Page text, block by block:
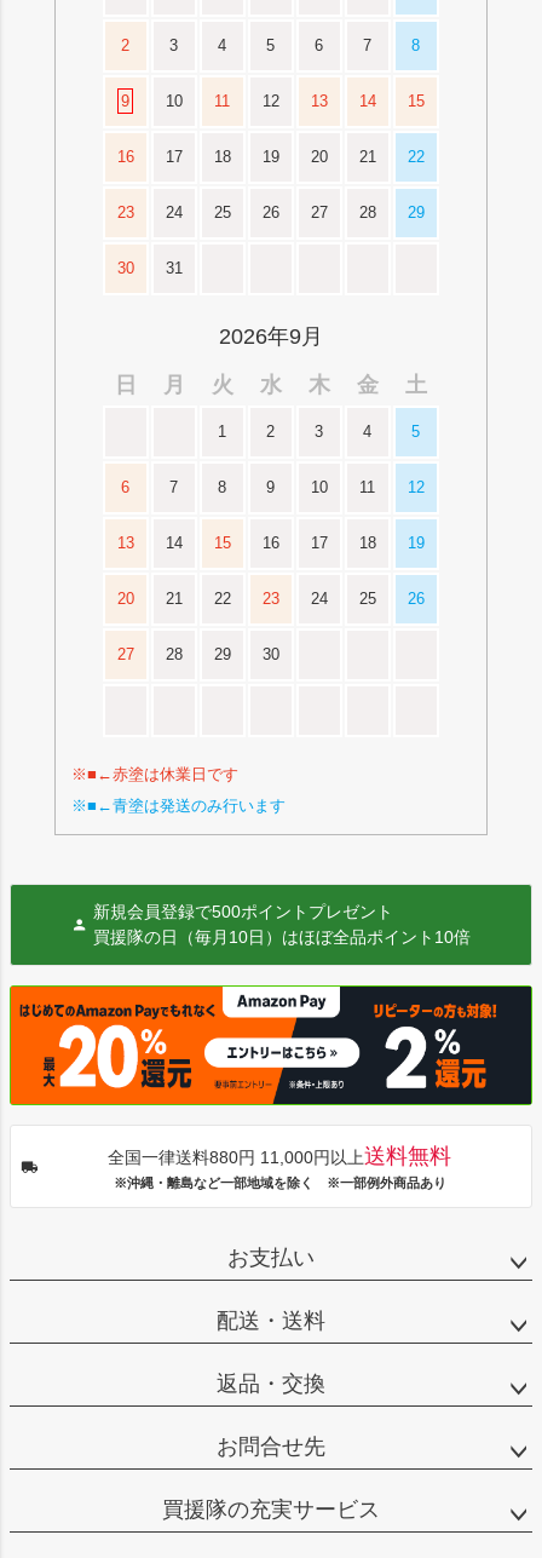
2 3 4 5 6 7 8
9 10 11 12 13 14 15
16 17 18 19 20 21 22
23 24 25 26 27 28 29
30 31
2026年9月
日
月 火 水 木 金 土
1 2 3 4 5
6 7 8 9 10 11 12
13 14 15 16 17 18 19
20 21 22 23 24 25 26
27 28 29 30
※■←赤塗は休業日です
※■←青塗は発送のみ行います
新規会員登録で500ポイントプレゼント
買援隊の日（毎月10日）はほぼ全品ポイント10倍
全国一律送料880円 11,000円以上送料無料
※沖縄・離島など一部地域を除く ※一部例外商品あり
お支払い
配送・送料
返品・交換
お問合せ先
買援隊の充実サービス